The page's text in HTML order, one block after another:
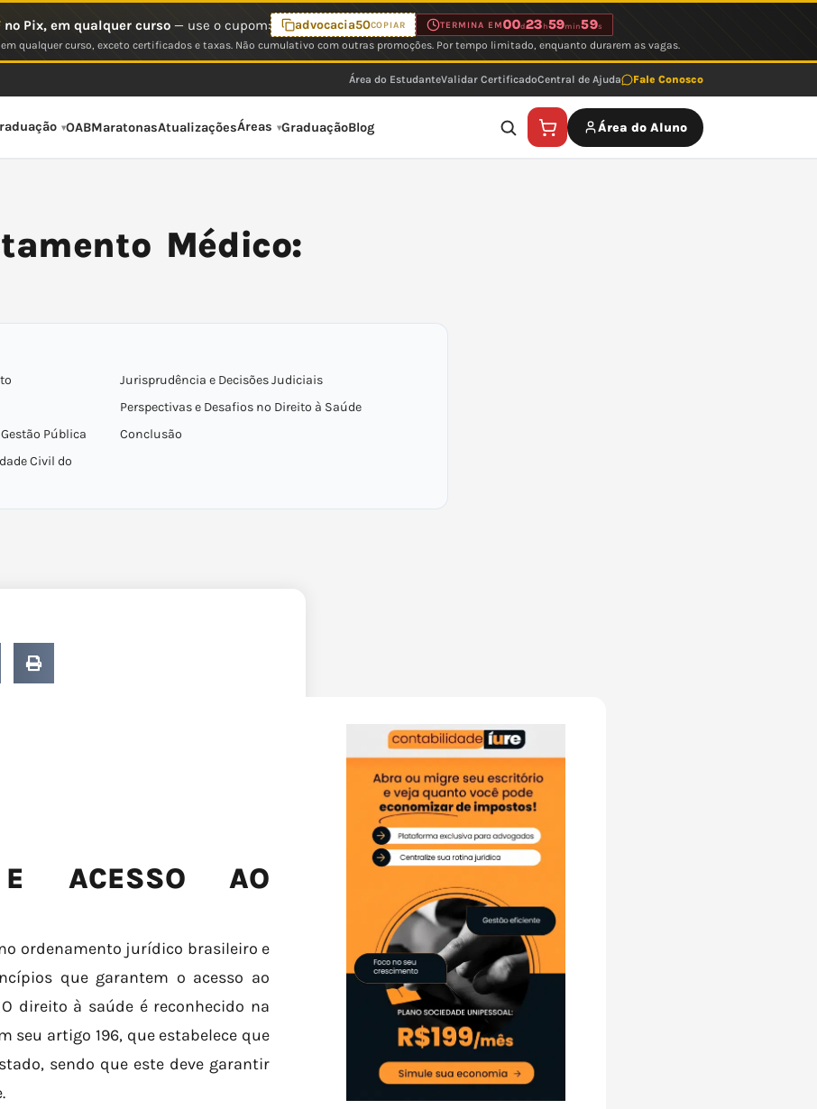
no Pix, em qualquer curso— use o cupom: advocacia50COPIAR TERMINA EM00d23 h59min59s
qualquer curso, exceto certificados e taxas. Não cumulativo com outras promoções. Por tempo limitado, enquanto durarem as vagas.
Área do EstudanteValidar CertificadoCentral de Ajuda Fale Conosco
OABMaratonasAtualizaçõesÁreas GraduaçãoBlog Área do Aluno
Médico:
Pública
Civil do
Jurisprudência e Decisões Judiciais
Perspectivas e Desafios no Direito à Saúde
Conclusão
ACESSO AO
ordenamento jurídico brasileiro e
que garantem o acesso ao
direito à saúde é reconhecido na
seu artigo 196, que estabelece que
sendo que este deve garantir